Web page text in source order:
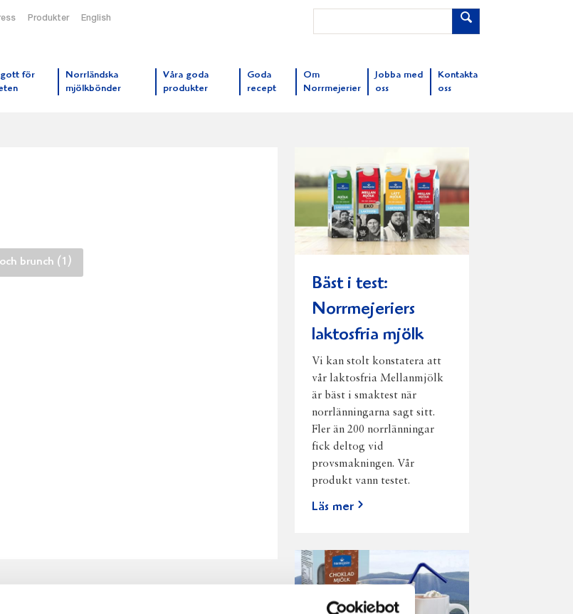
Produkter English
för
Norrländska
mjölkbönder
Våra goda
produkter
Goda
recept
Om
Norrmejerier
Jobba med
oss
Kontakta
oss
brunch (1)
Bäst i test:
Norrmejeriers
laktosfria mjölk
Vi kan stolt konstatera att
vår laktosfria Mellanmjölk
är bäst i smaktest när
norrlänningarna sagt sitt.
Fler än 200 norrlänningar
fick deltog vid
provsmakningen. Vår
produkt vann testet.
Läs mer